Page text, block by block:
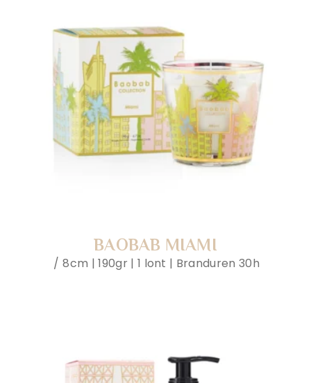
BAOBAB MIAMI
8cm | 190gr | 1 lont | Branduren 30h